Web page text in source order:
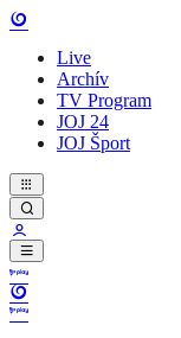
Live
Archív
TV Program
JOJ 24
JOJ Šport